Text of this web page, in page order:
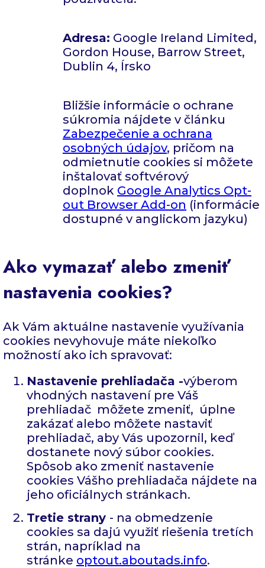
Adresa: Google Ireland Limited,
Gordon House, Barrow Street,
Dublin 4, Írsko
Bližšie informácie o ochrane
súkromia nájdete v článku
Zabezpečenie a ochrana
osobných údajov, pričom na
odmietnutie cookies si môžete
inštalovať softvérový
doplnok Google Analytics Opt-
out Browser Add-on (informácie
dostupné v anglickom jazyku)
Ako vymazať alebo zmeniť
nastavenia cookies?
Ak Vám aktuálne nastavenie využívania
cookies nevyhovuje máte niekoľko
možností ako ich spravovať:
Nastavenie prehliadača -výberom
vhodných nastavení pre Váš
prehliadač môžete zmeniť, úplne
zakázať alebo môžete nastaviť
prehliadač, aby Vás upozornil, keď
dostanete nový súbor cookies.
Spôsob ako zmeniť nastavenie
cookies Vášho prehliadača nájdete na
jeho oficiálnych stránkach.
Tretie strany - na obmedzenie
cookies sa dajú využiť riešenia tretích
strán, napríklad na
stránke optout.aboutads.info.